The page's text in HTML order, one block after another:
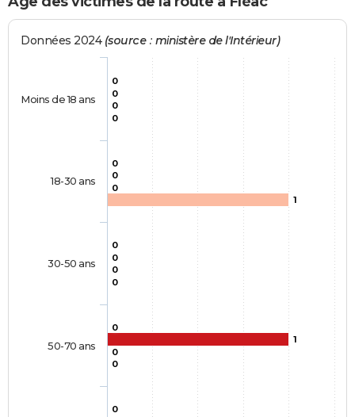
Données 2024 (source : ministère de l'Intérieur)
0
0
0
0
0
0
0
0
1
0
0
0
0
0
1
0
0
Moins de 18 ans
18-30 ans
30-50 ans
50-70 ans